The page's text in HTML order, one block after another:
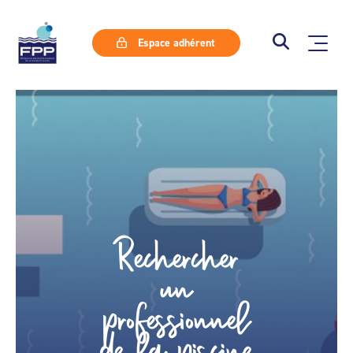
Espace adhérent
Rechercher
un
professionnel